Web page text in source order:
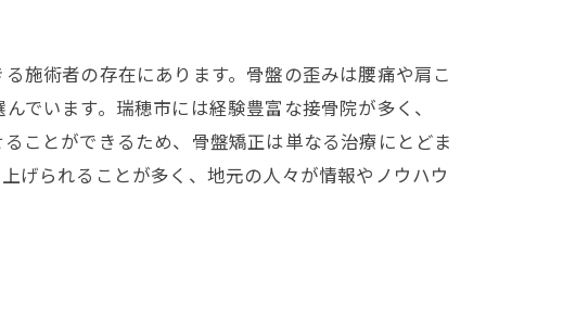
施術者の存在にあります。骨盤の歪みは腰痛や肩こ
でいます。瑞穂市には経験豊富な接骨院が多く、
ことができるため、骨盤矯正は単なる治療にとどま
げられることが多く、地元の人々が情報やノウハウ